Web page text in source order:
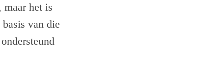
maar het is
van die